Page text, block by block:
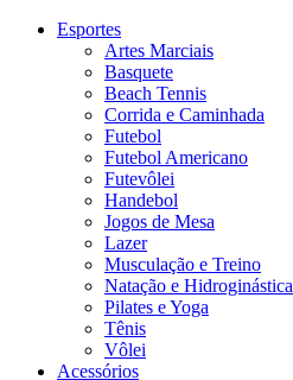
Esportes
Artes Marciais
Basquete
Beach Tennis
Corrida e Caminhada
Futebol
Futebol Americano
Futevôlei
Handebol
Jogos de Mesa
Lazer
Musculação e Treino
Natação e Hidroginástica
Pilates e Yoga
Tênis
Vôlei
Acessórios